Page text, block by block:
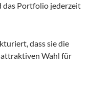
das Portfolio jederzeit
dass sie die
attraktiven Wahl für